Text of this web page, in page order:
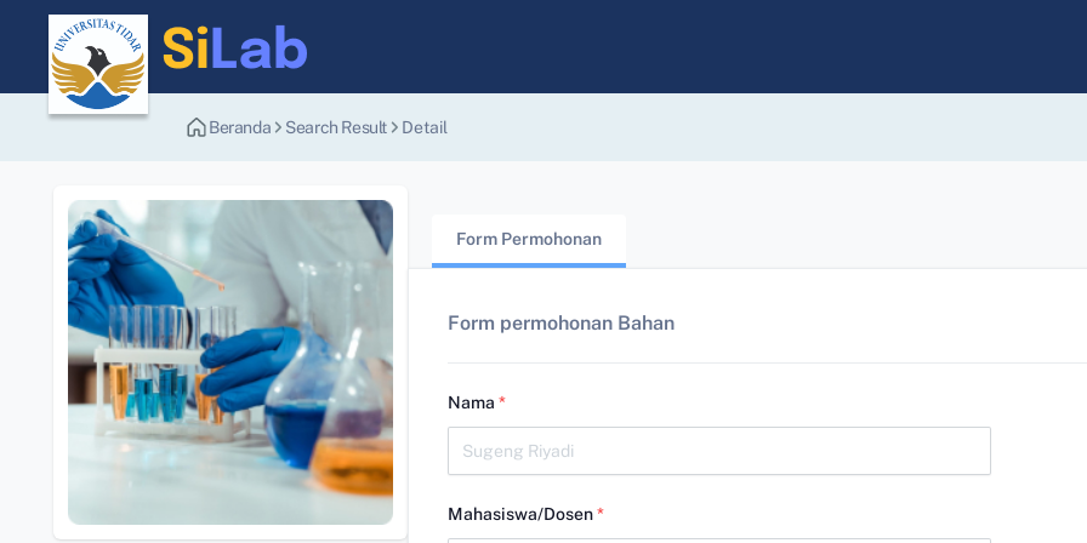
Beranda Search Result Detail
Form Permohonan
Form permohonan Bahan
Nama *
Mahasiswa/Dosen*